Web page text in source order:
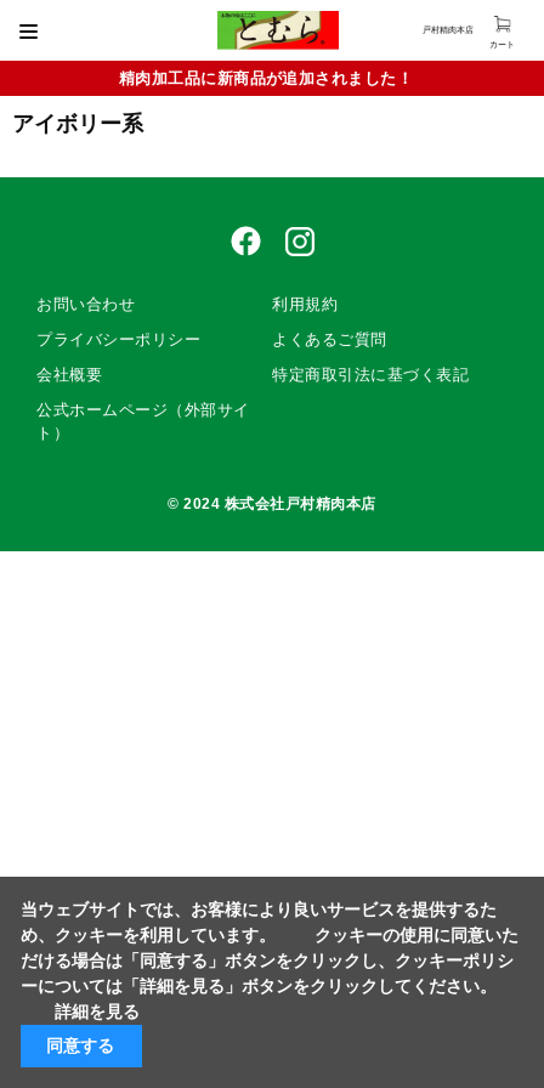
戸村精肉本店
カート
精肉加工品に新商品が追加されました！
アイボリー系
お問い合わせ
利用規約
プライバシーポリシー
よくあるご質問
会社概要
特定商取引法に基づく表記
公式ホームページ（外部サイ
ト）
© 2024 株式会社戸村精肉本店
当ウェブサイトでは、お客様により良いサービスを提供するた
め、クッキーを利用しています。 クッキーの使用に同意いた
だける場合は「同意する」ボタンをクリックし、クッキーポリシ
ーについては「詳細を見る」ボタンをクリックしてください。
詳細を見る
同意する